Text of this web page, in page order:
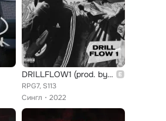
DRILLFLOW1 (prod. by ThugStage)
RPG7, S113
Сингл
2022